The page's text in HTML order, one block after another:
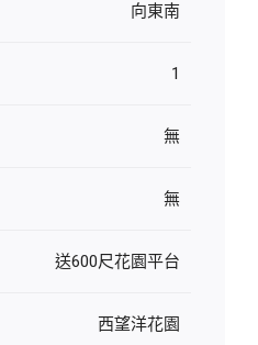
向東南
1
無
無
送600尺花園平台
西望洋花園